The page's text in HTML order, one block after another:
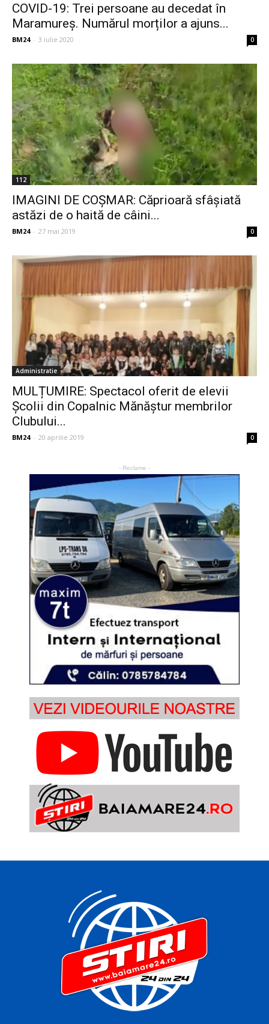
COVID-19: Trei persoane au decedat în
Maramureș. Numărul morților a ajuns...
BM24 - 3 iulie 2020 0
112
IMAGINI DE COȘMAR: Căprioară sfâșiată
astăzi de o haită de câini...
BM24 - 27 mai 2019 0
Administratie
MULȚUMIRE: Spectacol oferit de elevii
Școlii din Copalnic Mănăștur membrilor
Clubului...
BM24 - 20 aprilie 2019 0
- Reclame -